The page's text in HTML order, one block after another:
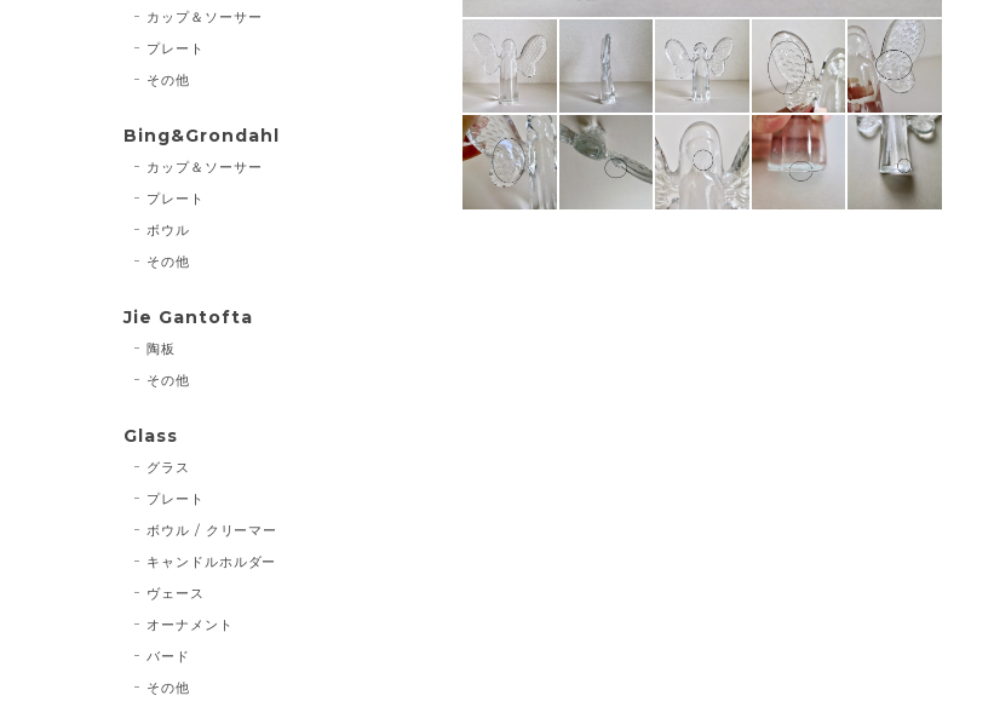
カップ＆ソーサー
プレート
その他
Bing&Grondahl
カップ＆ソーサー
プレート
ボウル
その他
Jie Gantofta
陶板
その他
Glass
グラス
プレート
ボウル / クリーマー
キャンドルホルダー
ヴェース
オーナメント
バード
その他